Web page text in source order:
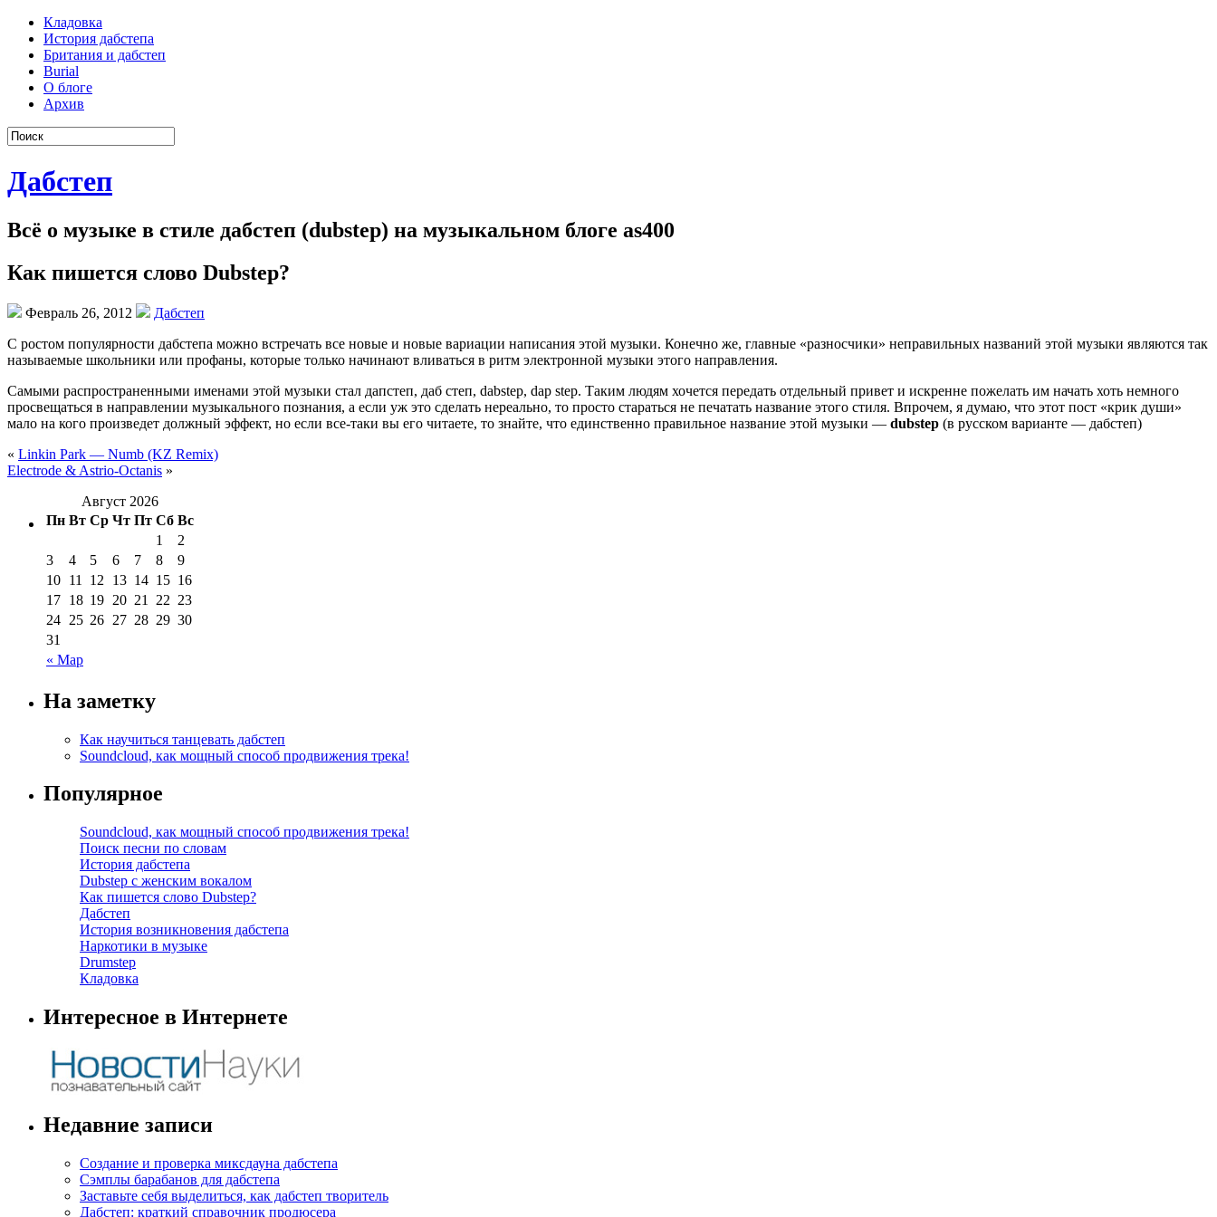
Кладовка
История дабстепа
Британия и дабстеп
Burial
О блоге
Архив
Дабстеп
Всё о музыке в стиле дабстеп (dubstep) на музыкальном блоге as400
Как пишется слово Dubstep?
Февраль 26, 2012
Дабстеп
С ростом популярности дабстепа можно встречать все новые и новые вариации написания этой музыки. Конечно же, главные «разносчики» неправильных названий этой музыки являются так
называемые школьники или профаны, которые только начинают вливаться в ритм электронной музыки этого направления.
Самыми распространенными именами этой музыки стал дапстеп, даб степ, dabstep, dap step. Таким людям хочется передать отдельный привет и искренне пожелать им начать хоть немного
просвещаться в направлении музыкального познания, а если уж это сделать нереально, то просто стараться не печатать название этого стиля. Впрочем, я думаю, что этот пост «крик души»
мало на кого произведет должный эффект, но если все-таки вы его читаете, то знайте, что единственно правильное название этой музыки — dubstep (в русском варианте — дабстеп)
« Linkin Park — Numb (KZ Remix)
Electrode & Astrio-Octanis »
Август 2026
Пн Вт Ср Чт Пт Сб Вс
« Мар
1
2
3
4 5 6 7 8
9
10 11 12 13 14 15 16
17 18 19 20 21 22 23
24 25 26 27 28 29 30
31
На заметку
Как научиться танцевать дабстеп
Soundcloud, как мощный способ продвижения трека!
Популярное
Soundcloud, как мощный способ продвижения трека!
Поиск песни по словам
История дабстепа
Dubstep с женским вокалом
Как пишется слово Dubstep?
Дабстеп
История возникновения дабстепа
Наркотики в музыке
Drumstep
Кладовка
Интересное в Интернете
Недавние записи
Создание и проверка миксдауна дабстепа
Сэмплы барабанов для дабстепа
Заставьте себя выделиться, как дабстеп творитель
Дабстеп: краткий справочник продюсера